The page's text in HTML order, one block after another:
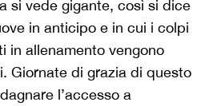
si vede gigante, così si dice
in anticipo e in cui i colpi
in allenamento vengono
Giornate di grazia di questo
l’accesso a